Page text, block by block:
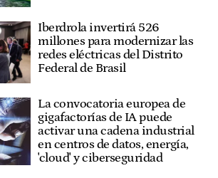
Iberdrola invertirá 526
millones para modernizar las
redes eléctricas del Distrito
Federal de Brasil
La convocatoria europea de
gigafactorías de IA puede
activar una cadena industrial
en centros de datos, energía,
'cloud' y ciberseguridad